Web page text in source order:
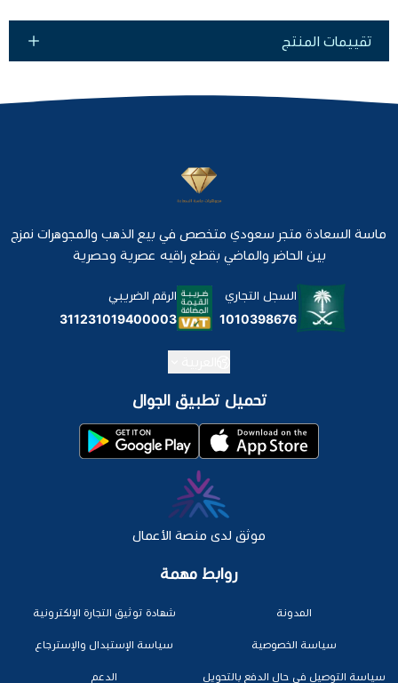
تقييمات المنتج
روابط مهمة
المدونة شهادة توثيق التجارة الإلكترونية
سياسة الخصوصية سياسة الإستبدال والإسترجاع
سياسة التوصيل في حال الدفع بالتحويل الدعم
ماسة السعادة متجر سعودي متخصص في بيع الذهب والمجوهرات نمزج
بين الحاضر والماضي بقطع راقيه عصرية وحصرية
السجل التجاري
1010398676
الرقم الضريبي
311231019400003
تحميل تطبيق الجوال
موثق لدى منصة الأعمال